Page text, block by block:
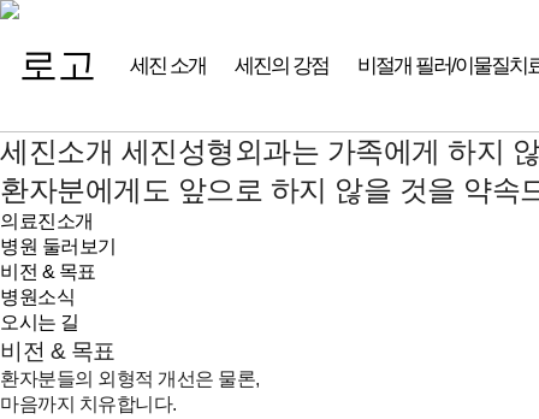
세진 소개 세진의 강점 비절개 필러/이물질치
세진소개 세진성형외과는 가족에게 하지
환자분에게도 앞으로 하지 않을 것을 약속
의료진소개
병원 둘러보기
비전 & 목표
병원소식
오시는 길
비전 & 목표
환자분들의 외형적 개선은 물론,
마음까지 치유합니다.